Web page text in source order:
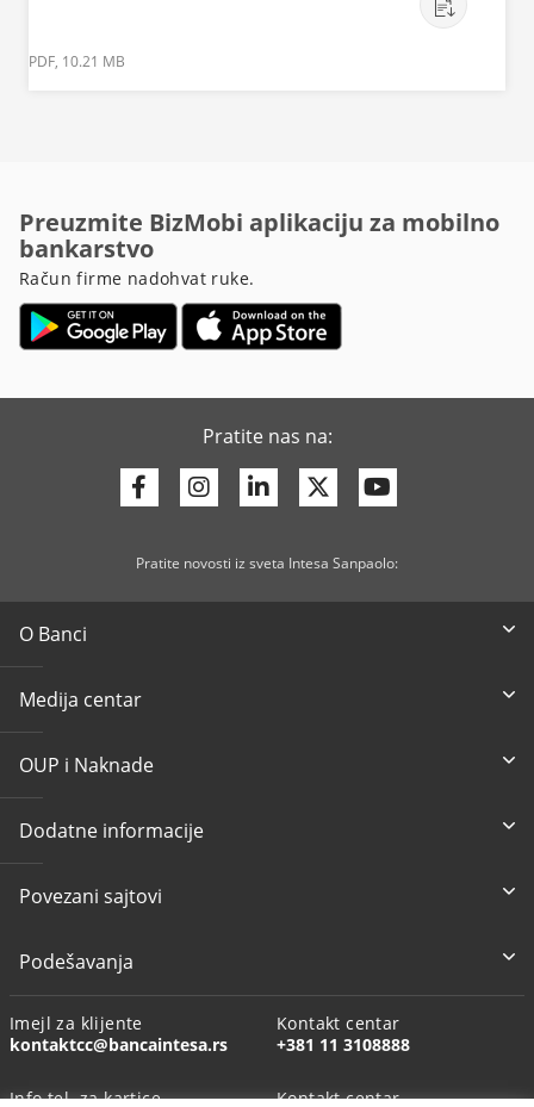
PDF, 10.21 MB
Preuzmite BizMobi aplikaciju za mobilno
bankarstvo
Račun firme nadohvat ruke.
Pratite nas na:
FacebookInstagram
LinkedinTwitter
Pratite novosti iz sveta Intesa Sanpaolo:
O Banci
Medija centar
OUP i Naknade
Dodatne informacije
Povezani sajtovi
Podešavanja
Imejl za klijente
kontaktcc@bancaintesa.rs
Kontakt centar
+381 11 3108888
Info tel. za kartice Kontakt centar